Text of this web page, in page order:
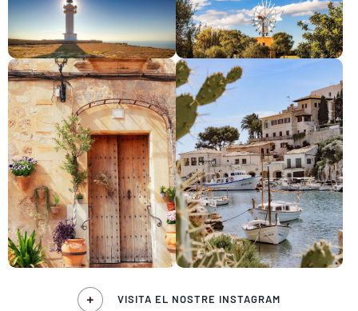
VISITA EL NOSTRE INSTAGRAM